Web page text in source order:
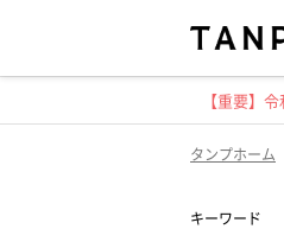
【重要】
タンプホーム
キーワード